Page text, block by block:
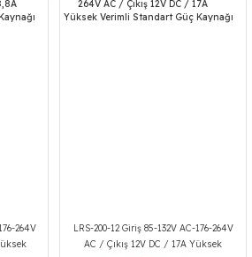
264V
LRS-200-12 Giriş 85-132V AC-176-264V
AC / Çıkış 12V DC / 17A Yüksek